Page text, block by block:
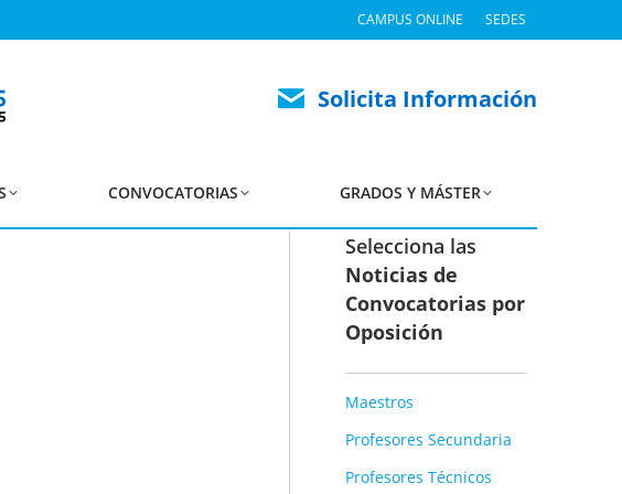
CAMPUS ONLINE SEDES
Solicita Información
CONVOCATORIAS GRADOS Y MÁSTER
Oposiciones de Maestros
Selecciona las
Noticias de
Convocatorias por
Oposición
Maestros
Profesores Secundaria
Profesores Técnicos